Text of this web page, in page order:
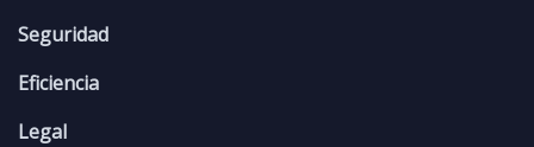
Seguridad
Eficiencia
Legal